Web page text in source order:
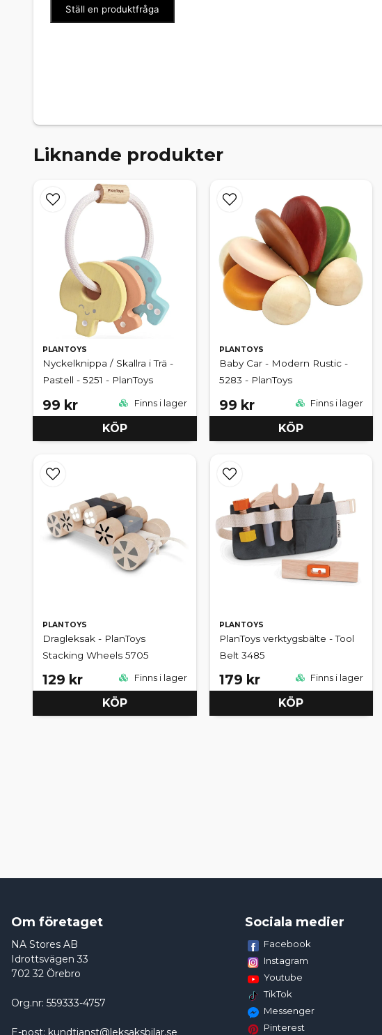
Ställ en produktfråga
Liknande produkter
PLANTOYS
Nyckelknippa / Skallra i Trä -
Pastell - 5251 - PlanToys
99 kr Finns i lager
KÖP
PLANTOYS
Baby Car - Modern Rustic -
5283 - PlanToys
99 kr Finns i lager
KÖP
PLANTOYS
Dragleksak - PlanToys
Stacking Wheels 5705
129 kr Finns i lager
KÖP
PLANTOYS
PlanToys verktygsbälte - Tool
Belt 3485
179 kr Finns i lager
KÖP
Om företaget
NA Stores AB
Idrottsvägen 33
702 32 Örebro
Org.nr: 559333-4757
E-post: kundtjanst@leksaksbilar.se
Sociala medier
Facebook
Instagram
Youtube
TikTok
Messenger
Pinterest